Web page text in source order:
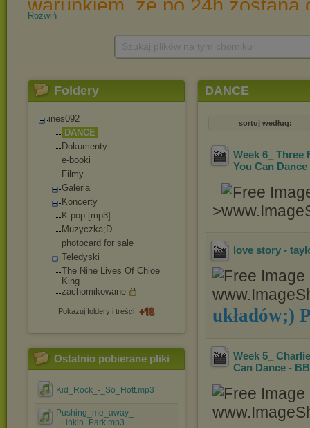
Rozwiń
Foldery
ines092
DANCE
Dokumenty
e-booki
Filmy
Galeria
Koncerty
K-pop [mp3]
Muzyczka;D
photocard for sale
Teledyski
The Nine Lives Of Chloe
King
zachomikowane
Pokazuj foldery i treści
Ostatnio pobierane pliki
Kid_Rock_-_So_Hott.mp3
Pushing_me_away_-
_Linkin_Park.mp3
DANCE
sortuj według:
Week 6_ Three
You Can
>
love story -
układów;)
Week 5_
Can Dance -